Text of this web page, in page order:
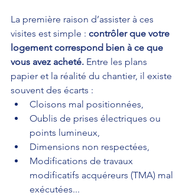
La première raison d’assister à ces
visites est simple : contrôler que votre
logement correspond bien à ce que
vous avez acheté. Entre les plans
papier et la réalité du chantier, il existe
souvent des écarts :
Cloisons mal positionnées,
Oublis de prises électriques ou
points lumineux,
Dimensions non respectées,
Modifications de travaux
modificatifs acquéreurs (TMA) mal
exécutées...